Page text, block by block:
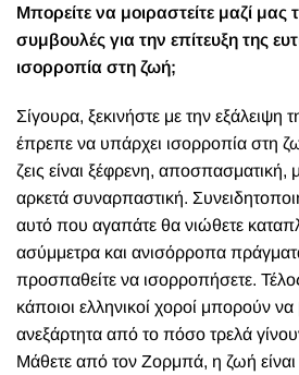
Μπορείτε να μοιραστείτε μαζί μας
συμβουλές για την επίτευξη της
ισορροπία στη ζωή;
Σίγουρα, ξεκινήστε με την εξάλειψη
έπρεπε να υπάρχει ισορροπία στη
ζεις είναι ξέφρενη,
αρκετά συναρπαστική.
αυτό που αγαπάτε θα νιώθετε
ασύμμετρα και ανισόρροπα
προσπαθείτε να ισορροπήσετε.
κάποιοι ελληνικοί χοροί μπορούν
ανεξάρτητα από το πόσο τρελά
Μάθετε από τον Ζορμπά, η ζωή